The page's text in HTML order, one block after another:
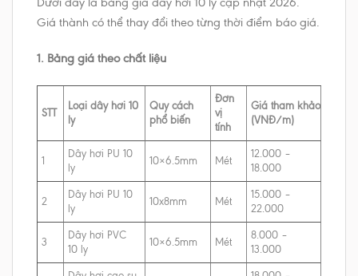
Giá thành có thể thay đổi theo từng thời điểm báo giá.
1. Bảng giá theo chất liệu
STT
Loại dây hơi 10
ly
Quy cách
phổ biến
Đơn
vị
tính
Giá tham khảo
(VNĐ/m)
1
Dây hơi PU 10
ly
10×6.5mm Mét
12.000 –
18.000
2
Dây hơi PU 10
ly
10x8mm Mét
15.000 –
22.000
3
Dây hơi PVC
10 ly
10×6.5mm Mét
8.000 –
13.000